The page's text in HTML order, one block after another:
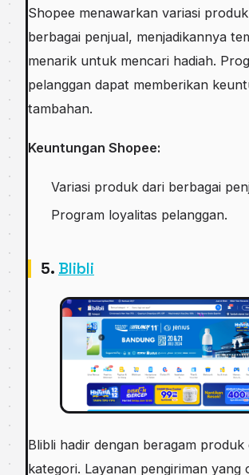
Shopee menawarkan variasi
berbagai penjual, menjadikannya
menarik untuk mencari hadiah.
pelanggan dapat memberikan
tambahan.
Keuntungan Shopee:
Variasi produk dari berbagai
Program loyalitas pelanggan.
5. Blibli
Blibli hadir dengan beragam produk
kategori. Layanan pengiriman yang